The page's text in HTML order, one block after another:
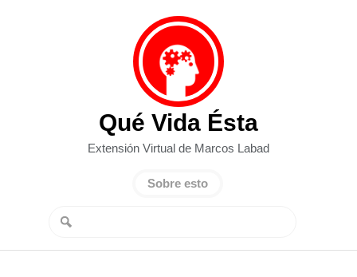
Qué Vida Ésta
Extensión Virtual de Marcos Labad
Sobre esto